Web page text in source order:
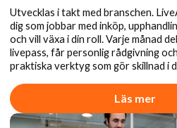
Utvecklas i takt med branschen.
dig som jobbar med inköp,
och vill växa i din roll. Varje månad
livepass, får personlig rådgivning
praktiska verktyg som gör skillnad i
Läs mer